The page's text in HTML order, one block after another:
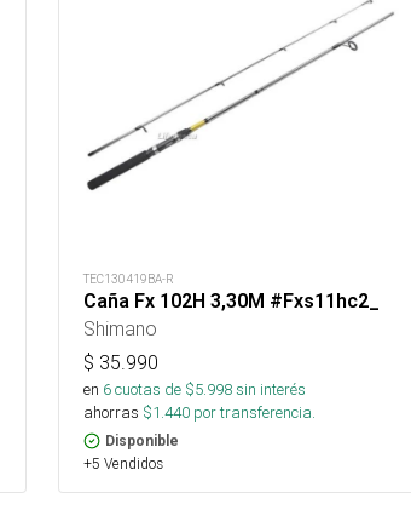
TEC130419BA-R
Caña Fx 102H 3,30M #Fxs11hc2_
Shimano
$ 35.990
en 6cuotas de $5.998sin interés
ahorras $1.440 por transferencia.
Disponible
+5 Vendidos